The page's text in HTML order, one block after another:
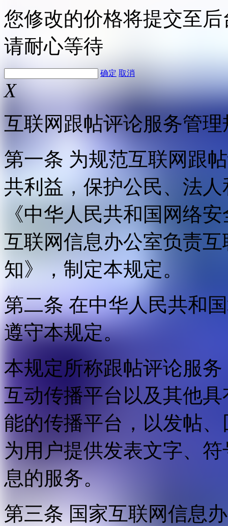
您修改的价格将提交至
请耐心等待
确定 取消
X
互联网跟帖评论服务管理
第一条 为规范互联网跟
共利益，保护公民、法
《中华人民共和国网络
互联网信息办公室负责
知》，制定本规定。
第二条 在中华人民共和
遵守本规定。
本规定所称跟帖评论服
互动传播平台以及其他
能的传播平台，以发帖
为用户提供发表文字、
息的服务。
第三条 国家互联网信息